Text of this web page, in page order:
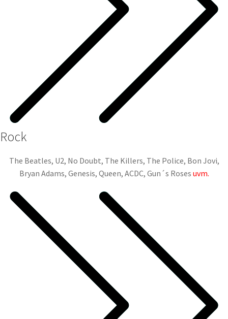
Rock
The Beatles, U2, No Doubt, The Killers, The Police, Bon Jovi,
Bryan Adams, Genesis, Queen, ACDC, Gun´s Roses uvm.